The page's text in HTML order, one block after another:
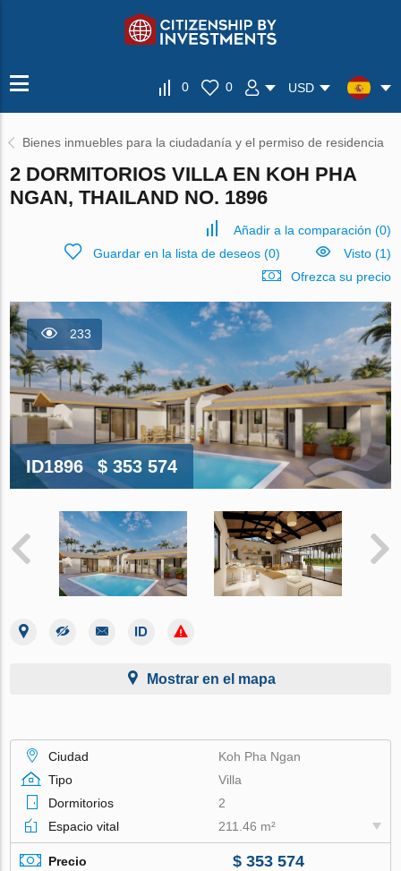
0 0 USD
Bienes inmuebles para la ciudadanía y el permiso de residencia
2 DORMITORIOS VILLA EN KOH PHA
NGAN, THAILAND NO. 1896
Añadir a la comparación (0)
Guardar en la lista de deseos(0)
Visto (1)
Ofrezca su precio
233
ID1896 $ 353 574
Mostrar en el mapa
Ciudad
Koh Pha Ngan
Tipo
Villa
Dormitorios
2
Espacio vital
211.46 m²
Precio $ 353 574